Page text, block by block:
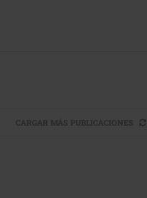
CARGAR MÁS PUBLICACIONES